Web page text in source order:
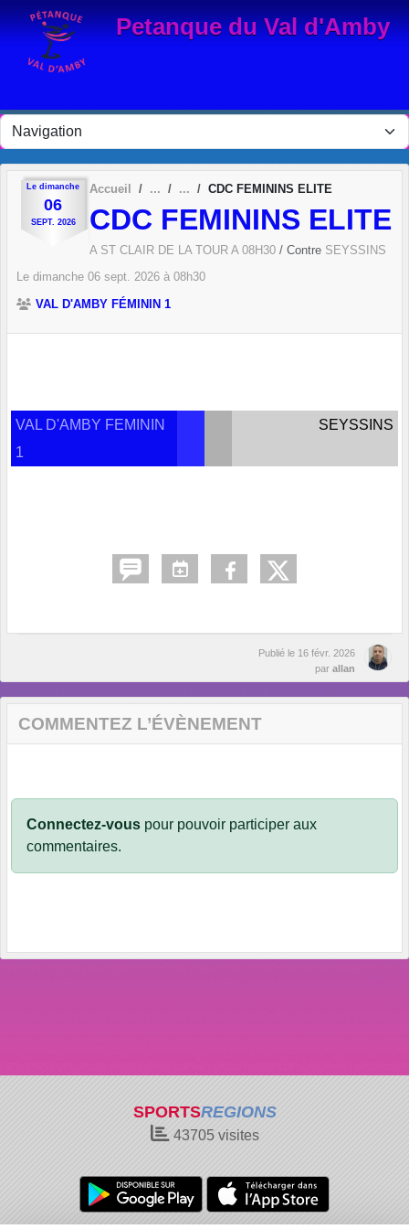
Petanque du Val d'Amby
Le dimanche
06
SEPT. 2026
Accueil CDC FEMININS ELITE
CDC FEMININS ELITE
A ST CLAIR DE LA TOUR A 08H30 / Contre SEYSSINS
Le dimanche 06 sept. 2026 à 08h30
VAL D'AMBY FÉMININ 1
VAL D'AMBY FEMININ
1
SEYSSINS
Publié le 16 févr. 2026
par allan
COMMENTEZ L’ÉVÈNEMENT
Connectez-vous pour pouvoir participer aux
commentaires.
SPORTSREGIONS
43705visites
Panneau de gestion des cookies